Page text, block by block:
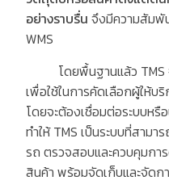
อย่างราบรื่น จึงมีความสัมพั
WMS
โดยพื้นฐานแล้ว TMS จ
เพื่อใช้ในการคัดเลือกผู้ให้บ
โดยจะต้องเชื่อมต่อระบบหรื
ทำให้ TMS เป็นระบบที่สาม
รถ ตรวจสอบและควบคุมกา
สินค้า พร้อมจัดเก็บและจัดก